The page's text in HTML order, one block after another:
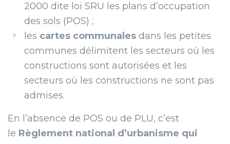
2000 dite loi SRU les plans d’occupation
des sols (POS) ;
les cartes communales dans les petites
communes délimitent les secteurs où les
constructions sont autorisées et les
secteurs où les constructions ne sont pas
admises.
En l’absence de POS ou de PLU, c’est
le Règlement national d’urbanisme qui